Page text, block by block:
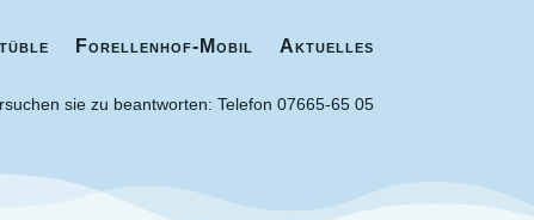
Forellenhof-Mobil Aktuelles
Forellenhof-Mobil Aktuelles
sie zu beantworten: Telefon 07665-65 05